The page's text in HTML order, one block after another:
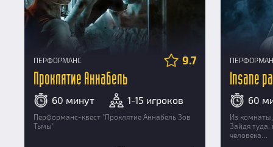
ПЕРФОРМАНС 9.7
Проклятие Аннабель
60 минут 1-15 игроков
Перформанс-квест "Проклятие Аннабель Зов
Тьмы"
Insane
60
Из комнаты
Зайдя
человека…